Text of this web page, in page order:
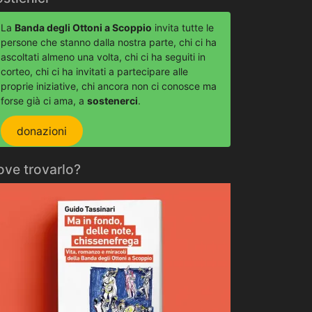
La Banda degli Ottoni a Scoppio invita tutte le
persone che stanno dalla nostra parte, chi ci ha
ascoltati almeno una volta, chi ci ha seguiti in
corteo, chi ci ha invitati a partecipare alle
proprie iniziative, chi ancora non ci conosce ma
forse già ci ama, a sostenerci.
donazioni
trovarlo?